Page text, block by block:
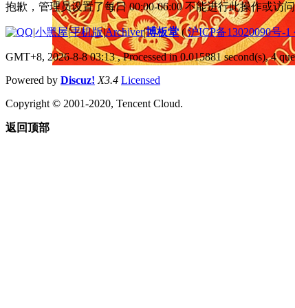
抱歉，管理员设置了每日 00:00-06:00 不能进行此操作或访
|小黑屋|手机版|Archiver|博板堂(沪ICP备13020090号-1
GMT+8, 2026-8-8 03:13, Processed in 0.015881 second(s), 4
Powered by Discuz! X3.4 Licensed
Copyright © 2001-2020, Tencent Cloud.
返回顶部